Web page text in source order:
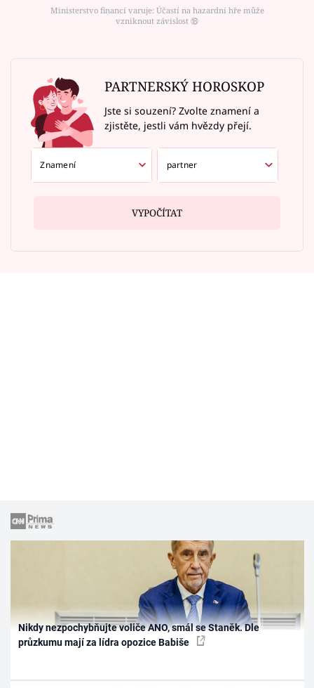
Ministerstvo financí varuje: Účastí na hazardní hře může
vzniknout závislost ⑱
PARTNERSKÝ HOROSKOP
Jste si souzení? Zvolte znamení a
zjistěte, jestli vám hvězdy přejí.
VYPOČÍTAT
Nikdy nezpochybňujte voliče ANO, smál se Staněk. Dle
průzkumu mají za lídra opozice Babiše